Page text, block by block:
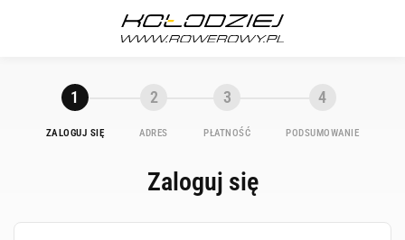
1
ZALOGUJ SIĘ
2
ADRES
3
PŁATNOŚĆ
4
PODSUMOWANIE
Zaloguj się